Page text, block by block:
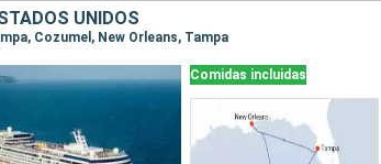
UNIDOS
Cozumel, New Orleans, Tampa
Comidas incluidas